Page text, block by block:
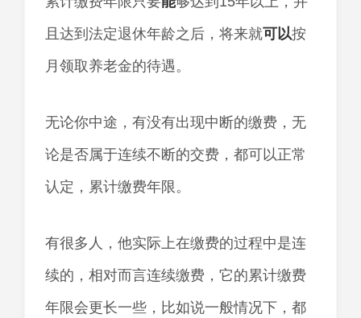
且达到法定退休年龄之后，将来就可以按
月领取养老金的待遇。
无论你中途，有没有出现中断的缴费，无
论是否属于连续不断的交费，都可以正常
认定，累计缴费年限。
有很多人，他实际上在缴费的过程中是连
续的，相对而言连续缴费，它的累计缴费
年限会更长一些，比如说一般情况下，都